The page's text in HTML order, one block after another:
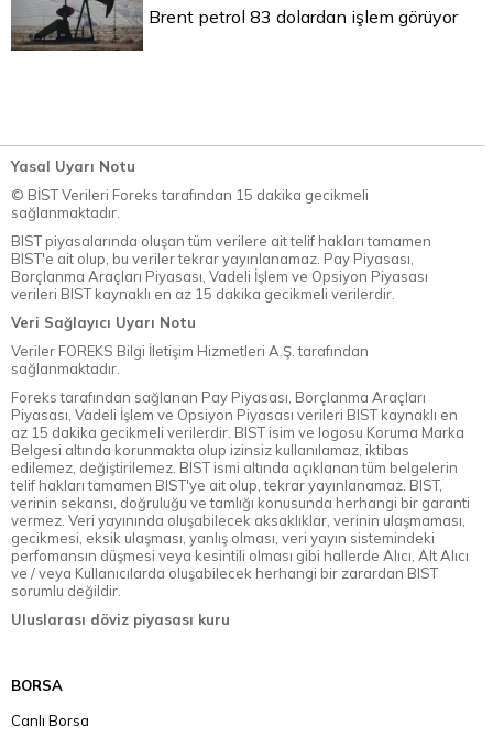
Brent petrol 83 dolardan işlem görüyor
Yasal Uyarı Notu
© BİST Verileri Foreks tarafından 15 dakika gecikmeli
sağlanmaktadır.
BIST piyasalarında oluşan tüm verilere ait telif hakları tamamen
BIST'e ait olup, bu veriler tekrar yayınlanamaz. Pay Piyasası,
Borçlanma Araçları Piyasası, Vadeli İşlem ve Opsiyon Piyasası
verileri BIST kaynaklı en az 15 dakika gecikmeli verilerdir.
Veri Sağlayıcı Uyarı Notu
Veriler FOREKS Bilgi İletişim Hizmetleri A.Ş. tarafından
sağlanmaktadır.
Foreks tarafından sağlanan Pay Piyasası, Borçlanma Araçları
Piyasası, Vadeli İşlem ve Opsiyon Piyasası verileri BIST kaynaklı en
az 15 dakika gecikmeli verilerdir. BIST isim ve logosu Koruma Marka
Belgesi altında korunmakta olup izinsiz kullanılamaz, iktibas
edilemez, değiştirilemez. BIST ismi altında açıklanan tüm belgelerin
telif hakları tamamen BIST'ye ait olup, tekrar yayınlanamaz. BIST,
verinin sekansı, doğruluğu ve tamlığı konusunda herhangi bir garanti
vermez. Veri yayınında oluşabilecek aksaklıklar, verinin ulaşmaması,
gecikmesi, eksik ulaşması, yanlış olması, veri yayın sistemindeki
perfomansın düşmesi veya kesintili olması gibi hallerde Alıcı, Alt Alıcı
ve / veya Kullanıcılarda oluşabilecek herhangi bir zarardan BIST
sorumlu değildir.
Uluslarası döviz piyasası kuru
BORSA
Canlı Borsa